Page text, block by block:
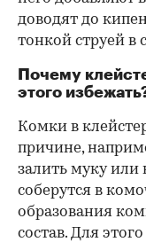
доводят до
тонкой струей в
Почему
этого
Комки в
причине,
залить муку или
соберутся в
образования
состав. Для